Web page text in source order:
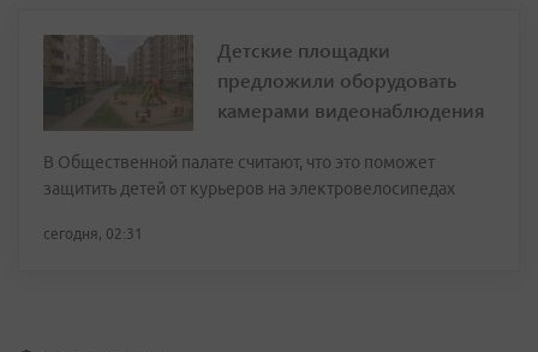
Детские площадки
предложили оборудовать
камерами видеонаблюдения
В Общественной палате считают, что это поможет
защитить детей от курьеров на электровелосипедах
сегодня, 02:31